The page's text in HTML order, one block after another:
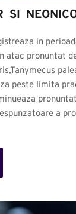
SI
in
atac pronuntat
peste limita
a